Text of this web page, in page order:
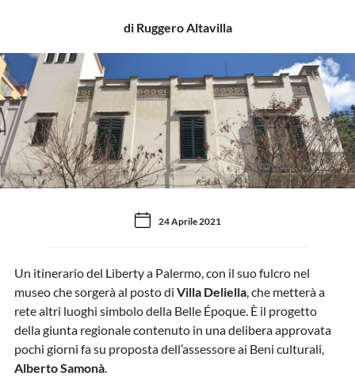
di Ruggero Altavilla
24 Aprile 2021
Un itinerario del Liberty a Palermo, con il suo fulcro nel
museo che sorgerà al posto di Villa Deliella, che metterà a
rete altri luoghi simbolo della Belle Époque. È il progetto
della giunta regionale contenuto in una delibera approvata
pochi giorni fa su proposta dell’assessore ai Beni culturali,
Alberto Samonà.